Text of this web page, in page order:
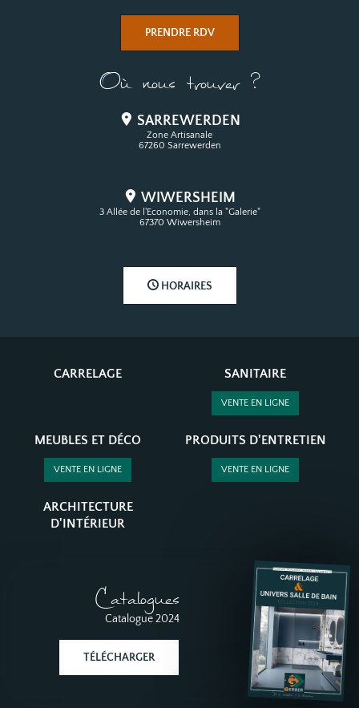
PRENDRE RDV
Où nous trouver ?
SARREWERDEN
Zone Artisanale
67260 Sarrewerden
WIWERSHEIM
3 Allée de l'Economie, dans la "Galerie"
67370 Wiwersheim
HORAIRES
CARRELAGE SANITAIRE
VENTE EN LIGNE
MEUBLES ET DÉCO
VENTE EN LIGNE
PRODUITS D'ENTRETIEN
VENTE EN LIGNE
ARCHITECTURE
D'INTÉRIEUR
Catalogues
Catalogue 2024
TÉLÉCHARGER